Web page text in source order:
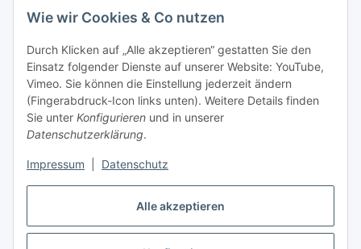
Alle akzeptieren
Wie wir Cookies & Co nutzen
Durch Klicken auf „Alle akzeptieren“ gestatten Sie den
Einsatz folgender Dienste auf unserer Website: YouTube,
Vimeo. Sie können die Einstellung jederzeit ändern
(Fingerabdruck-Icon links unten). Weitere Details finden
Sie unter Konfigurieren und in unserer
Datenschutzerklärung.
Impressum Datenschutz
Gesetzliche Informationen
Zahlungsinformationen
Versandinformationen